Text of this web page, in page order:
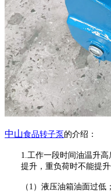
中山食品转子泵 的介绍：
1.工作一段时间油温升
提升，重负荷时不能提升
（ 1）液压油箱油面过低；